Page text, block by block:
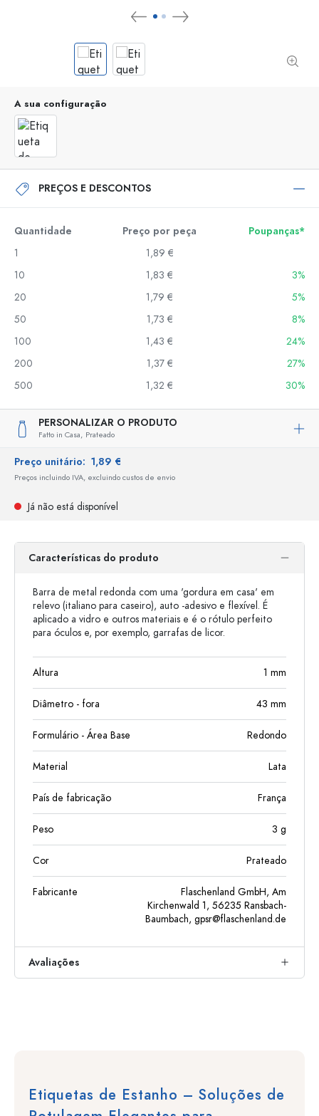
A sua configuração
PREÇOS E DESCONTOS
Quantidade Preço por peça
Poupanças*
1
1,89 €
10
1,83 €
3%
20
1,79 €
5%
50
1,73 €
8%
100
1,43 €
24%
200
1,37 €
27%
500
1,32 € 30%
PERSONALIZAR O PRODUTO
Fatto in Casa, Prateado
Preço unitário: 1,89 €
Preços incluindo IVA, excluindo custos de envio
Já não está disponível
Características do produto
Barra de metal redonda com uma 'gordura em casa' em
relevo (italiano para caseiro), auto -adesivo e flexível. É
aplicado a vidro e outros materiais e é o rótulo perfeito
para óculos e, por exemplo, garrafas de licor.
Altura 1 mm
Diâmetro - fora 43 mm
Formulário - Área Base Redondo
Material Lata
País de fabricação França
Peso 3 g
Cor Prateado
Fabricante
Flaschenland GmbH, Am
Kirchenwald 1, 56235 Ransbach-
Baumbach, gpsr@flaschenland.de
Avaliações
Etiquetas de Estanho – Soluções de